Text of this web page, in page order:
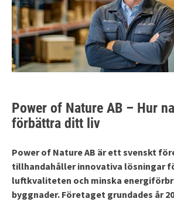
Power of Nature AB – Hur
förbättra ditt liv
Power of Nature AB är ett svenskt
tillhandahåller innovativa lösningar
luftkvaliteten och minska
byggnader. Företaget grundades år